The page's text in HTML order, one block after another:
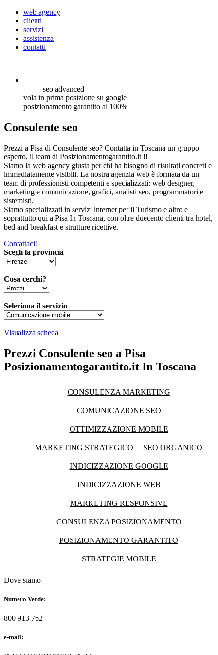
web agency
clienti
servizi
assistenza
contatti
seo advanced
vola in prima posizione su google
posizionamento garantito al 100%
Consulente seo
Prezzi a Pisa di Consulente seo? Contatta in Toscana un gruppo
esperto, il team di Posizionamentogarantito.it !!
Siamo la web agency giusta per chi ha bisogno di risultati concreti e
immediatamente visibili. La nostra agenzia web è formata da un
team di professionisti competenti e specializzati: web designer,
marketing e comunicazione, grafici, analisti seo, programmatori e
sistemisti.
Siamo specializzati in servizi internet per il Turismo e altro e
soprattutto qui a Pisa In Toscana, con oltre duecento clienti tra hotel,
bed and breakfast e strutture ricettive.
Contattaci!
Scegli la provincia
Cosa cerchi?
Seleziona il servizio
Visualizza scheda
Prezzi Consulente seo a Pisa
Posizionamentogarantito.it In Toscana
CONSULENZA MARKETING
COMUNICAZIONE SEO
OTTIMIZZAZIONE MOBILE
MARKETING STRATEGICO SEO ORGANICO
INDICIZZAZIONE GOOGLE
INDICIZZAZIONE WEB
MARKETING RESPONSIVE
CONSULENZA POSIZIONAMENTO
POSIZIONAMENTO GARANTITO
STRATEGIE MOBILE
Dove siamo
Numero Verde:
800 913 762
e-mail: